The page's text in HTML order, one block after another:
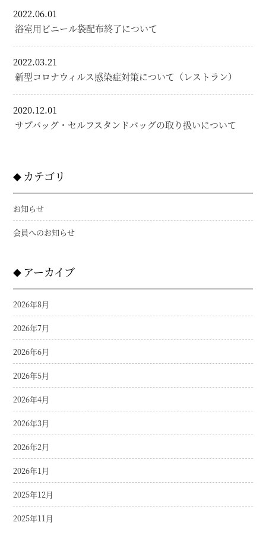
2022.06.01
浴室用ビニール袋配布終了について
2022.03.21
新型コロナウィルス感染症対策について（レストラン）
2020.12.01
サブバッグ・セルフスタンドバッグの取り扱いについて
カテゴリ
お知らせ
会員へのお知らせ
アーカイブ
2026年8月
2026年7月
2026年6月
2026年5月
2026年4月
2026年3月
2026年2月
2026年1月
2025年12月
2025年11月